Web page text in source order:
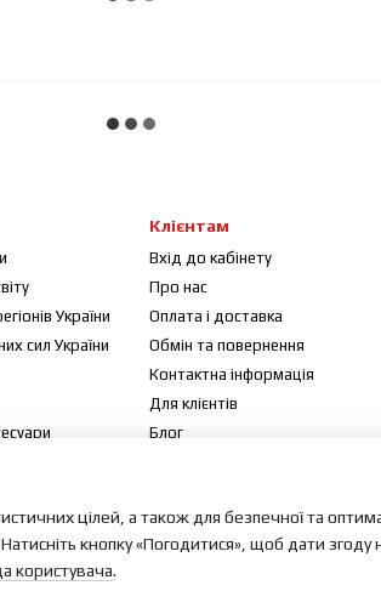
України
сил України
Клієнтам
Вхід до кабінету
Про нас
Оплата і доставка
Обмін та повернення
Контактна інформація
Для клієнтів
Блог
Мапа сайту
цілей, а також для безпечної та
кнопку «Погодитися», щоб дати згоду
користувача.